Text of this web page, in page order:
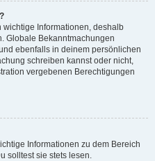
Informationen, deshalb
Globale Bekanntmachungen
ebenfalls in deinem persönlichen
schreiben kannst oder nicht,
vergebenen Berechtigungen
Informationen zu dem Bereich
solltest sie stets lesen.